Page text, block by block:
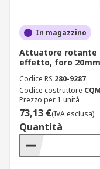
In magazzino
Attuatore rotante
effetto, foro
Codice RS 280-9287
Codice costruttore
Prezzo per 1 unità
73,13 €(IVA esclusa)
Quantità